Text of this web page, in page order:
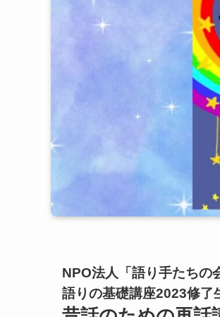
NPO法人「語り手たちの
語りの基礎講座2023修了